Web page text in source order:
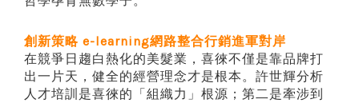
創新策略 e-learning網路整合行銷進軍對岸
在競爭日趨白熱化的美髮業，喜徠不僅是靠品牌打
出一片天，健全的經營理念才是根本。許世輝分析
人才培訓是喜徠的「組織力」根源；第二是牽涉到